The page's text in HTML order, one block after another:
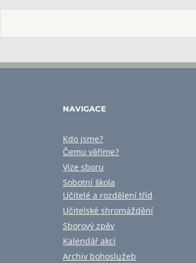
NAVIGACE
Kdo jsme?
Čemu věříme?
Vize sboru
Sobotní škola
Učitelé a rozdělení tříd
Učitelské shromáždění
Sborový zpěv
Kalendář akcí
Archiv bohoslužeb